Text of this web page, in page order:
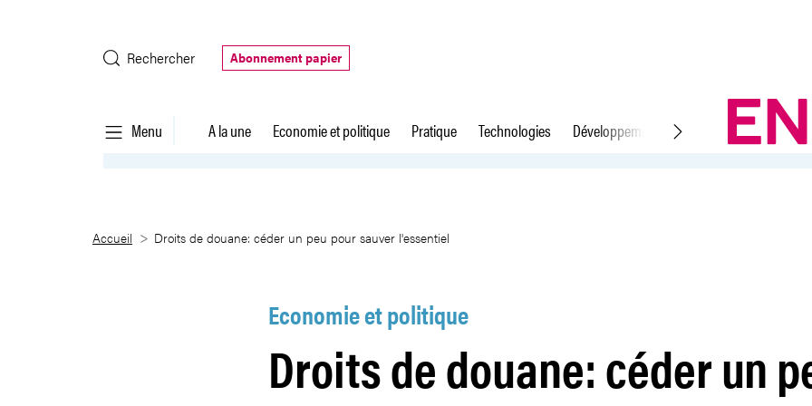
Rechercher
Abonnement papier
Menu A la une Economie et politique Pratique Technologies Développement durable Droit du travail
Droits de douane: céder un peu pour sauver l&#39;essentiel
Accueil Droits de douane: céder un peu pour sauver l'essentiel
Economie et politique
Droits de douane: céder un